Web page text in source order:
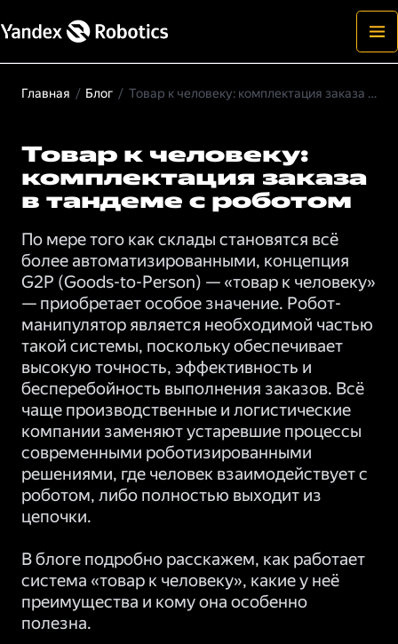
Главная / Блог / Товар к человеку: комплектация заказа в тандеме с роботом
Товар к человеку:
комплектация заказа
в тандеме с роботом
По мере того как склады становятся всё
более автоматизированными, концепция
G2P (Goods-to-Person) — «товар к человеку»
— приобретает особое значение. Робот-
манипулятор является необходимой частью
такой системы, поскольку обеспечивает
высокую точность, эффективность и
бесперебойность выполнения заказов. Всё
чаще производственные и логистические
компании заменяют устаревшие процессы
современными роботизированными
решениями, где человек взаимодействует с
роботом, либо полностью выходит из
цепочки.
В блоге подробно расскажем, как работает
система «товар к человеку», какие у неё
преимущества и кому она особенно
полезна.